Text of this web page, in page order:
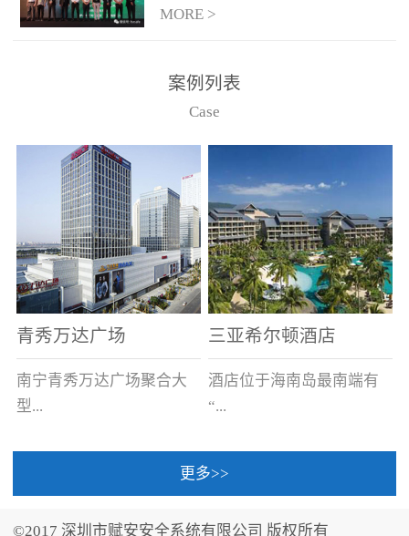
联，一台监控主机最多可
从监控主机上获取，最多
只能接6台，超过的需从现
MORE >
案例列表
Case
青秀万达广场
南宁青秀万达广场聚合大
型...
三亚希尔顿酒店
酒店位于海南岛最南端有
“...
中国的海岛天堂”之美称的
更多>>
©2017 深圳市赋安安全系统有限公司 版权所有